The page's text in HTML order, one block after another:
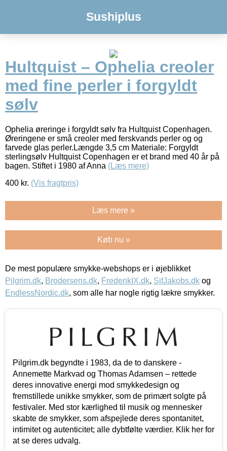
Sushiplus
Hultquist – Ophelia creoler
med fine perler i forgyldt
sølv
Ophelia øreringe i forgyldt sølv fra Hultquist Copenhagen.
Øreringene er små creoler med ferskvands perler og og
farvede glas perler.Længde 3,5 cm Materiale: Forgyldt
sterlingsølv Hultquist Copenhagen er et brand med 40 år på
bagen. Stiftet i 1980 af Anna (Læs mere)
400 kr. (Vis fragtpris)
Læs mere »
Køb nu »
De mest populære smykke-webshops er i øjeblikket
Pilgrim.dk, Brodersens.dk, FrederikIX.dk, SifJakobs.dk og
EndlessNordic.dk, som alle har nogle rigtig lækre smykker.
Pilgrim.dk begyndte i 1983, da de to danskere -
Annemette Markvad og Thomas Adamsen – rettede
deres innovative energi mod smykkedesign og
fremstillede unikke smykker, som de primært solgte på
festivaler. Med stor kærlighed til musik og mennesker
skabte de smykker, som afspejlede deres spontanitet,
intimitet og autenticitet; alle dybtfølte værdier. Klik her for
at se deres udvalg.